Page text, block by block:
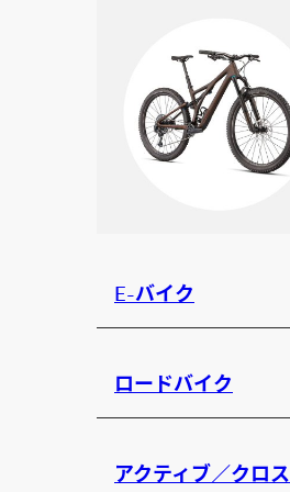
E-バイク
ロードバイク
アクティブ／クロ